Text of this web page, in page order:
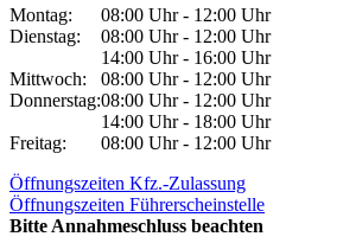
Montag:
08:00 Uhr - 12:00 Uhr
Dienstag:
08:00 Uhr - 12:00 Uhr
14:00 Uhr - 16:00 Uhr
Mittwoch:
08:00 Uhr - 12:00 Uhr
Donnerstag:08:00 Uhr - 12:00 Uhr
14:00 Uhr - 18:00 Uhr
Freitag:
08:00 Uhr - 12:00 Uhr
Öffnungszeiten Kfz.-Zulassung
Öffnungszeiten Führerscheinstelle
Bitte Annahmeschluss beachten